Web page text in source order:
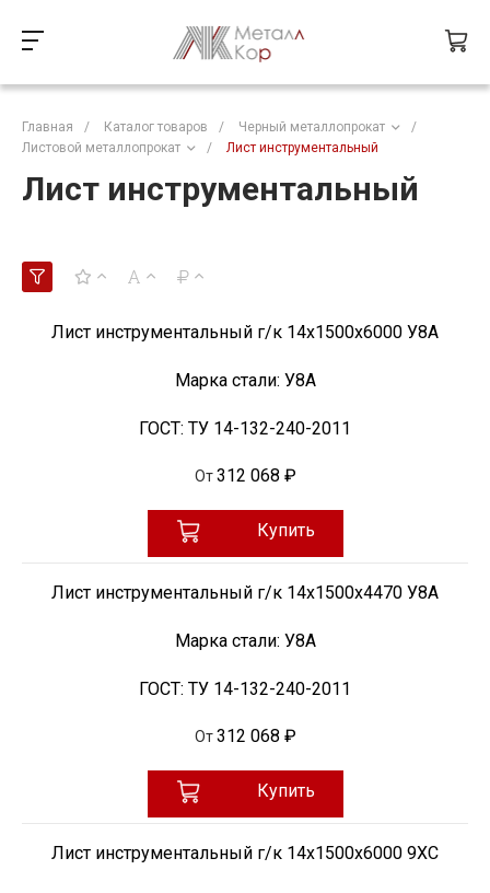
Главная / Каталог товаров / Черный металлопрокат
/
Листовой металлопрокат
/ Лист инструментальный
Лист инструментальный
Лист инструментальный г/к 14x1500х6000 У8А
Марка стали: У8А
ГОСТ: ТУ 14-132-240-2011
От 312 068 ₽
Купить
Лист инструментальный г/к 14x1500х4470 У8А
Марка стали: У8А
ГОСТ: ТУ 14-132-240-2011
От 312 068 ₽
Купить
Лист инструментальный г/к 14x1500х6000 9ХС